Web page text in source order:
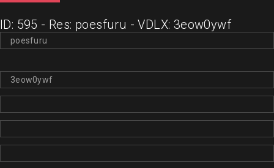
ID: 595 - Res: poesfuru - VDLX: 3eow0ywf